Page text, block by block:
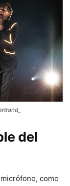
del
como